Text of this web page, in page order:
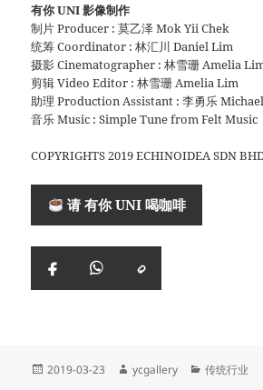
有你 UNI 影像制作
制片 Producer : 莫乙泽 Mok Yii Chek
统筹 Coordinator : 林汇川 Daniel Lim
摄影 Cinematographer : 林雪珊 Amelia
剪辑 Video Editor : 林雪珊 Amelia Lim
助理 Production Assistant : 李勇乐
音乐 Music : Simple Tune from Felt Music
COPYRIGHTS 2019 ECHINOIDEA SDN
请 有你 UNI 喝咖啡
FacebookWhatsApp
复
制
Posted
2019-03-23 Author
ycgallery Categories
传统行业